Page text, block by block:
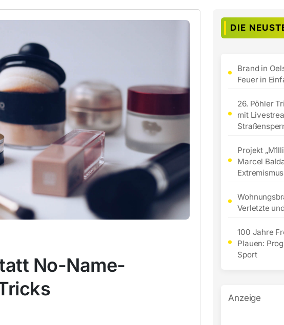
No-Name-
DIE
Brand in
Feuer in
26. Pöhler
mit
Projekt
Marcel
Verletzte
100 Jahre
Plauen:
Sport
Anzeige